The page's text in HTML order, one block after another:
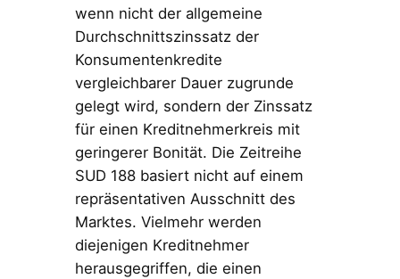
wenn nicht der allgemeine
Durchschnittszinssatz der
Konsumentenkredite
vergleichbarer Dauer zugrunde
gelegt wird, sondern der Zinssatz
für einen Kreditnehmerkreis mit
geringerer Bonität. Die Zeitreihe
SUD 188 basiert nicht auf einem
repräsentativen Ausschnitt des
Marktes. Vielmehr werden
diejenigen Kreditnehmer
herausgegriffen, die einen